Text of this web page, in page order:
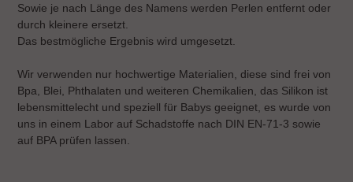
Sowie je nach Länge des Namens werden Perlen entfernt oder
durch kleinere ersetzt.
Das bestmögliche Ergebnis wird umgesetzt.
Wir verwenden nur hochwertige Materialien, diese sind frei von
Bpa, Blei, Phthalaten und weiteren Chemikalien, das Silikon ist
lebensmittelecht und speziell für Babys geeignet, es wurde von
uns in einem Labor auf Schadstoffe nach DIN EN-71-3 sowie
auf BPA prüfen lassen.